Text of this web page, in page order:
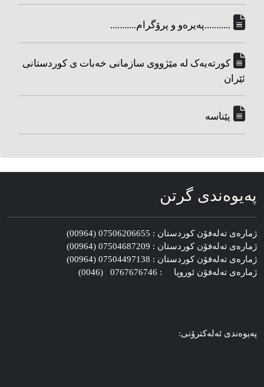
...........په‌یره‌و و پرۆگرام...........
کورته‌یه‌ک له مێژووی سازمانی خه‌بات ی کوردستانی
ئێران
پێناسه‌
په‌یوه‌ندی گرتن
ژماره‌ی ته‌له‌فۆن کوردستان : 07506206655 (00964)
ژماره‌ی ته‌له‌فۆن کوردستان : 07504687209 (00964)
ژماره‌ی ته‌له‌فۆن کوردستان : 07504497138 (00964)
ژماره‌ی ته‌له‌فۆن ئوروپا : 0767676746 (0046)
په‌یوه‌ندی ئه‌له‌کترۆنی: